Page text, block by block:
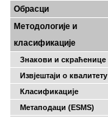
Обрасци
Методологије и
класификације
Знакови и скраћенице
Извјештаји о квалитету
Класификације
Метаподаци (ESMS)